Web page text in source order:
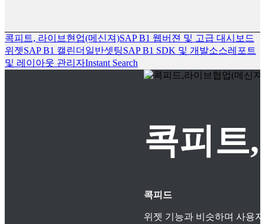
콕피트, 라이브현업(메신져)SAP B1 웹버젼 및 고급 대시보드
위젯SAP B1 캘린더 일반셋팅SAP B1 SDK 및 개발소스레포트
및 레이아웃 관리자Instant Search
콕피트
콕피드
위젯 기능과 비슷하며 사용